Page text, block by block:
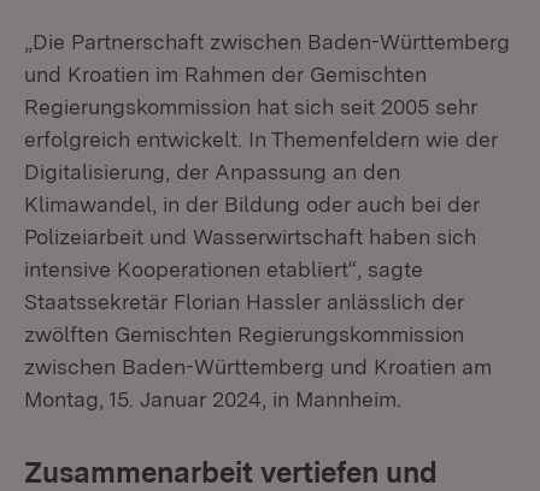
„Die Partnerschaft zwischen Baden-Württemberg
und Kroatien im Rahmen der Gemischten
Regierungskommission hat sich seit 2005 sehr
erfolgreich entwickelt. In Themenfeldern wie der
Digitalisierung, der Anpassung an den
Klimawandel, in der Bildung oder auch bei der
Polizeiarbeit und Wasserwirtschaft haben sich
intensive Kooperationen etabliert“, sagte
Staatssekretär Florian Hassler anlässlich der
zwölften Gemischten Regierungskommission
zwischen Baden-Württemberg und Kroatien am
Montag, 15. Januar 2024, in Mannheim.
Zusammenarbeit vertiefen und